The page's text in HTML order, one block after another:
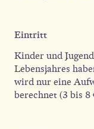
Eintritt
Kinder und
Lebensjahres
wird nur eine
berechnet (3 bis